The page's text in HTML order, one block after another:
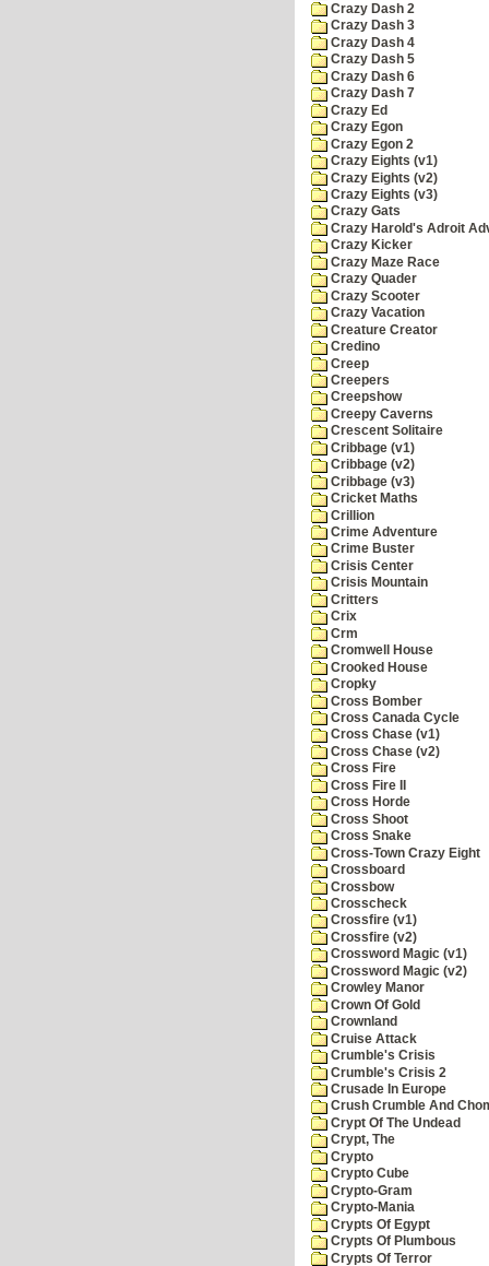
Crazy Dash 2
Crazy Dash 3
Crazy Dash 4
Crazy Dash 5
Crazy Dash 6
Crazy Dash 7
Crazy Ed
Crazy Egon
Crazy Egon 2
Crazy Eights (v1)
Crazy Eights (v2)
Crazy Eights (v3)
Crazy Gats
Crazy Harold's Adroit
Crazy Kicker
Crazy Maze Race
Crazy Quader
Crazy Scooter
Crazy Vacation
Creature Creator
Credino
Creep
Creepers
Creepshow
Creepy Caverns
Crescent Solitaire
Cribbage (v1)
Cribbage (v2)
Cribbage (v3)
Cricket Maths
Crillion
Crime Adventure
Crime Buster
Crisis Center
Crisis Mountain
Critters
Crix
Crm
Cromwell House
Crooked House
Cropky
Cross Bomber
Cross Canada Cycle
Cross Chase (v1)
Cross Chase (v2)
Cross Fire
Cross Fire II
Cross Horde
Cross Shoot
Cross Snake
Cross-Town Crazy Eight
Crossboard
Crossbow
Crosscheck
Crossfire (v1)
Crossfire (v2)
Crossword Magic (v1)
Crossword Magic (v2)
Crowley Manor
Crown Of Gold
Crownland
Cruise Attack
Crumble's Crisis
Crumble's Crisis 2
Crusade In Europe
Crush Crumble And
Crypt Of The Undead
Crypt, The
Crypto
Crypto Cube
Crypto-Gram
Crypto-Mania
Crypts Of Egypt
Crypts Of Plumbous
Crypts Of Terror